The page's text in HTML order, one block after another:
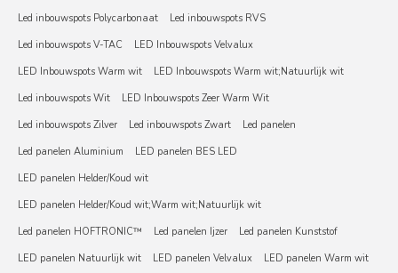
Led inbouwspots Polycarbonaat
Led inbouwspots RVS
Led inbouwspots V-TAC
LED Inbouwspots Velvalux
LED Inbouwspots Warm wit
LED Inbouwspots Warm wit;Natuurlijk wit
Led inbouwspots Wit
LED Inbouwspots Zeer Warm Wit
Led inbouwspots Zilver
Led inbouwspots Zwart
Led panelen
Led panelen Aluminium
LED panelen BES LED
LED panelen Helder/Koud wit
LED panelen Helder/Koud wit;Warm wit;Natuurlijk wit
Led panelen HOFTRONIC™
Led panelen Ijzer
Led panelen Kunststof
LED panelen Natuurlijk wit
LED panelen Velvalux
LED panelen Warm wit